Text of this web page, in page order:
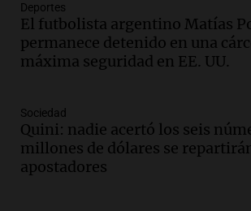
Audio.
Córdoba espera a
recuerdo del paso de Juan
traspasaba con la mirada"
Amamos los Domingos
Audio.
un imperdible cordobés
amantes de la astronomía
Amamos los Domingos
Deportes
El futbolista argentino Matías
permanece detenido en una
máxima seguridad en EE. UU.
Sociedad
Quini: nadie acertó los seis
millones de dólares se
apostadores